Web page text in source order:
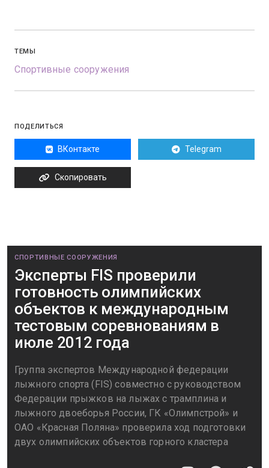
ТЕМЫ
Спортивные сооружения
ПОДЕЛИТЬСЯ
ВКонтакте Telegram
Скопировать
СПОРТИВНЫЕ СООРУЖЕНИЯ
Эксперты FIS проверили
готовность олимпийских
объектов к международным
тестовым соревнованиям в
июле 2012 года
Группа экспертов Международной федерации
лыжного спорта (FIS) совместно с руководством
Федерации прыжков на лыжах с трамплина и
лыжного двоеборья России, ГК «Олимпстрой» и
ОАО «Красная Поляна» проверила ход подготовки
двух олимпийских объектов горного кластера